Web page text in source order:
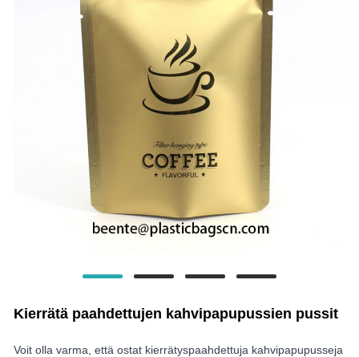
Kierrätä paahdettujen kahvipapupussien pussit
Voit olla varma, että ostat kierrätyspaahdettuja kahvipapupusseja